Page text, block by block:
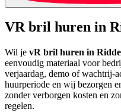
VR bril huren in
Wil je vR bril huren in
eenvoudig materiaal voor
verjaardag, demo of wachtrij-
huurperiode en wij bezorgen
zonder verborgen kosten en
regelen.